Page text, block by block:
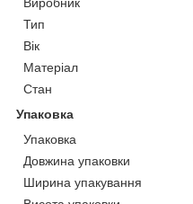
Тип
Вік
Матеріал
Стан
Упаковка
Упаковка
Довжина упаковки
Ширина упакування